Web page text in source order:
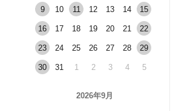
9 10 11 12 13 14 15
16 17 18 19 20 21 22
23 24 25 26 27 28 29
30 31 1 2 3 4 5
2026年9月